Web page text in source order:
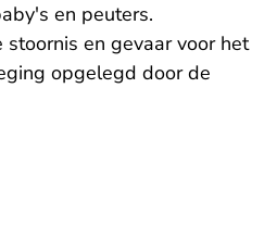
en peuters.
en gevaar voor het
opgelegd door de